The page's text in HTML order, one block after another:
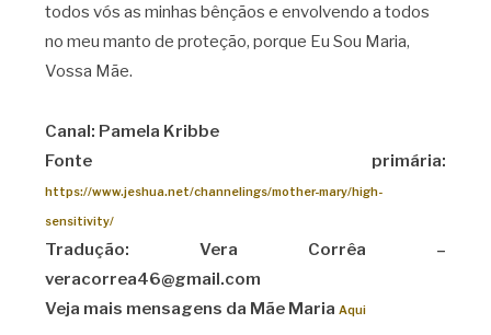
todos vós as minhas bênçãos e envolvendo a todos
no meu manto de proteção, porque Eu Sou Maria,
Vossa Mãe.
Canal: Pamela Kribbe
Fonte primária:
https://www.jeshua.net/channelings/mother-mary/high-
sensitivity/
Tradução: Vera Corrêa –
veracorrea46@gmail.com
Veja mais mensagens da Mãe Maria Aqui